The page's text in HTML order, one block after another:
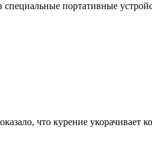
портативные
что курение